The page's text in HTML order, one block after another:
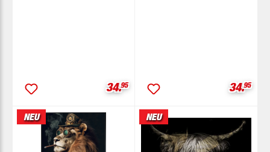
Verkaufspreis:
34.95 34.95
NEU NEU